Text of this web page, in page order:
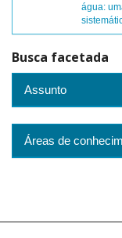
água:
Busca facetada
Assunto
Áreas de